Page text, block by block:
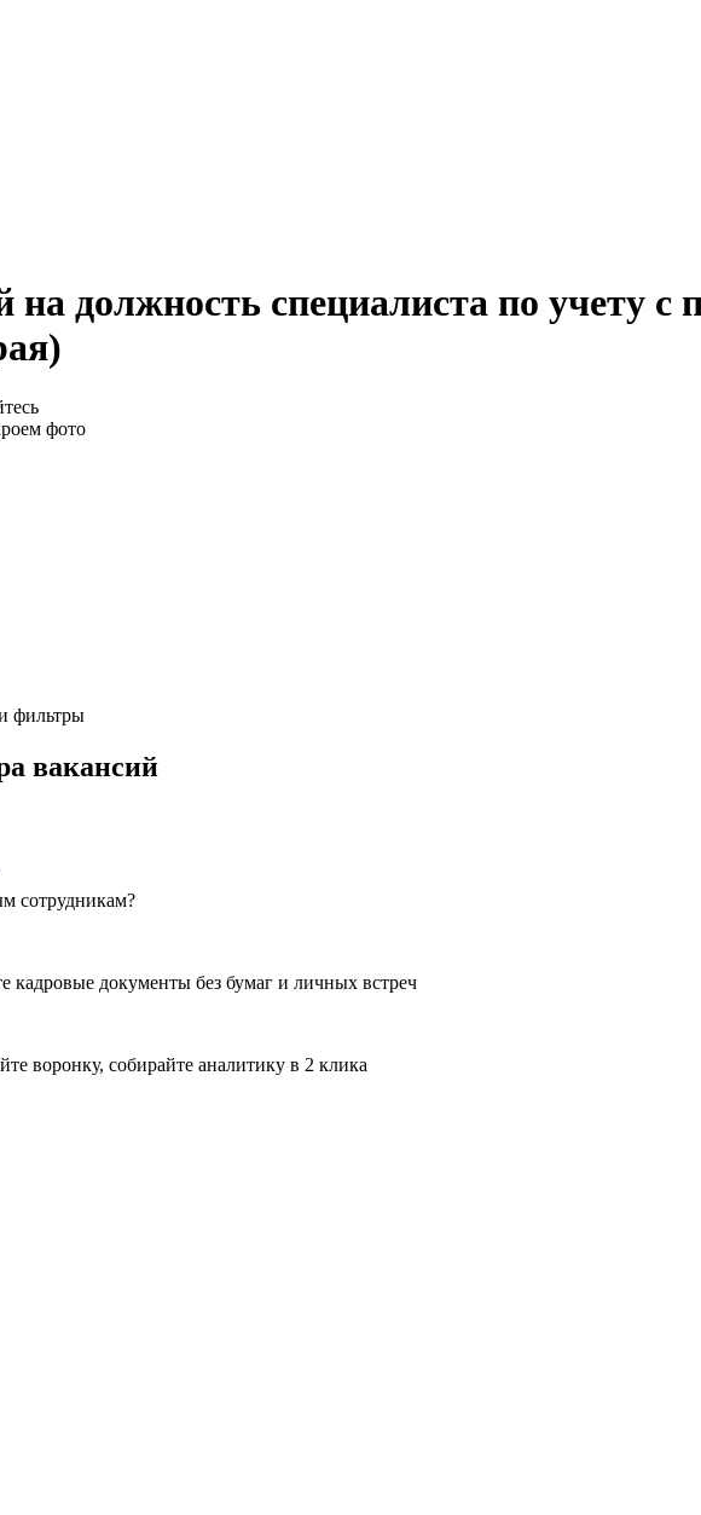
на должность специалиста по учету
фото
фильтры
вакансий
сотрудникам?
кадровые документы без бумаг и личных встреч
воронку, собирайте аналитику в 2 клика